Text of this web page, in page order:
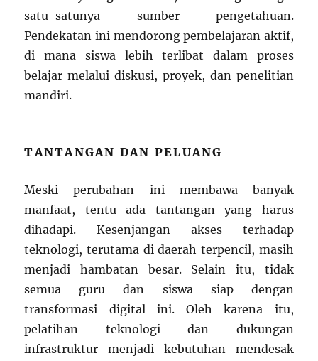
satu-satunya sumber pengetahuan.
Pendekatan ini mendorong pembelajaran aktif,
di mana siswa lebih terlibat dalam proses
belajar melalui diskusi, proyek, dan penelitian
mandiri.
TANTANGAN DAN PELUANG
Meski perubahan ini membawa banyak
manfaat, tentu ada tantangan yang harus
dihadapi. Kesenjangan akses terhadap
teknologi, terutama di daerah terpencil, masih
menjadi hambatan besar. Selain itu, tidak
semua guru dan siswa siap dengan
transformasi digital ini. Oleh karena itu,
pelatihan teknologi dan dukungan
infrastruktur menjadi kebutuhan mendesak